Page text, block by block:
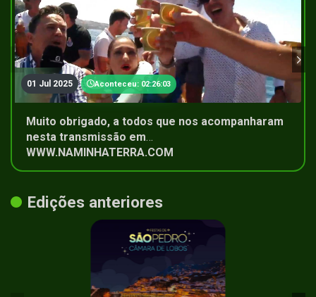
01 Jul 2025 Aconteceu: 02:26:03
Muito obrigado, a todos que nos acompanharam
nesta transmissão em
WWW.NAMINHATERRA.COM
Edições anteriores